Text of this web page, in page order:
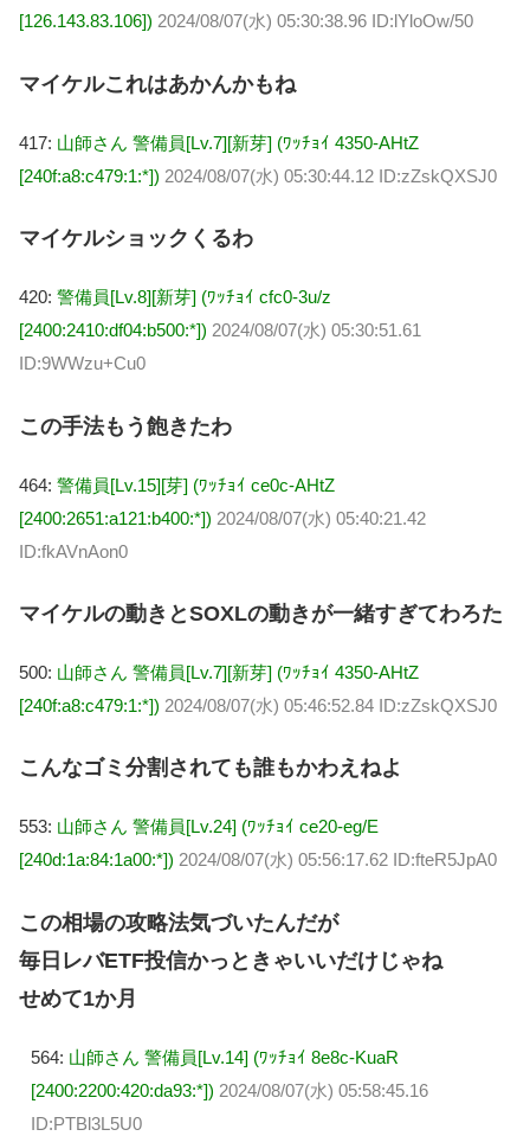
[126.143.83.106]) 2024/08/07(水) 05:30:38.96 ID:lYloOw/50
マイケルこれはあかんかもね
417: 山師さん 警備員[Lv.7][新芽] (ﾜｯﾁｮｲ 4350-AHtZ
[240f:a8:c479:1:*]) 2024/08/07(水) 05:30:44.12 ID:zZskQXSJ0
マイケルショックくるわ
420: 警備員[Lv.8][新芽] (ﾜｯﾁｮｲ cfc0-3u/z
[2400:2410:df04:b500:*]) 2024/08/07(水) 05:30:51.61
ID:9WWzu+Cu0
この手法もう飽きたわ
464: 警備員[Lv.15][芽] (ﾜｯﾁｮｲ ce0c-AHtZ
[2400:2651:a121:b400:*]) 2024/08/07(水) 05:40:21.42
ID:fkAVnAon0
マイケルの動きとSOXLの動きが一緒すぎてわろた
500: 山師さん 警備員[Lv.7][新芽] (ﾜｯﾁｮｲ 4350-AHtZ
[240f:a8:c479:1:*]) 2024/08/07(水) 05:46:52.84 ID:zZskQXSJ0
こんなゴミ分割されても誰もかわえねよ
553: 山師さん 警備員[Lv.24] (ﾜｯﾁｮｲ ce20-eg/E
[240d:1a:84:1a00:*]) 2024/08/07(水) 05:56:17.62 ID:fteR5JpA0
この相場の攻略法気づいたんだが
毎日レバETF投信かっときゃいいだけじゃね
せめて1か月
564: 山師さん 警備員[Lv.14] (ﾜｯﾁｮｲ 8e8c-KuaR
[2400:2200:420:da93:*]) 2024/08/07(水) 05:58:45.16
ID:PTBl3L5U0